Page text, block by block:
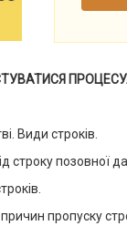
Види строків.
строку позовної
пропуску